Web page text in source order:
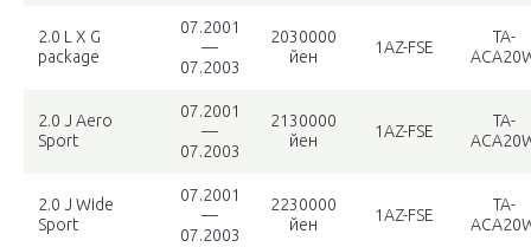
2.0 L X G
package
07.2001
—
07.2003
2030000
йен
1AZ-FSE
TA-
2.0 J Aero
Sport
07.2001
—
07.2003
2130000
йен
1AZ-FSE
TA-
2.0 J Wide
Sport
07.2001
—
07.2003
2230000
йен
1AZ-FSE
TA-